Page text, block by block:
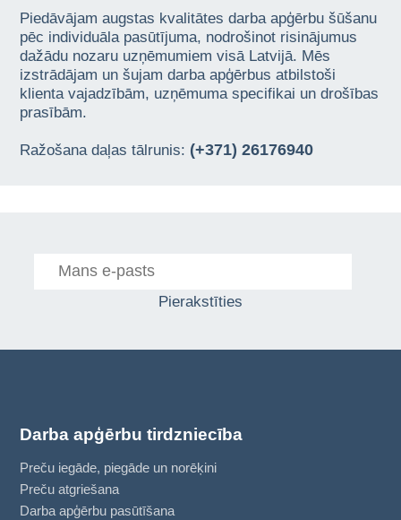
Piedāvājam augstas kvalitātes darba apģērbu šūšanu
pēc individuāla pasūtījuma, nodrošinot risinājumus
dažādu nozaru uzņēmumiem visā Latvijā. Mēs
izstrādājam un šujam darba apģērbus atbilstoši
klienta vajadzībām, uzņēmuma specifikai un drošības
prasībām.
Ražošana daļas tālrunis: (+371) 26176940
Pierakstīties
Darba apģērbu tirdzniecība
Preču iegāde, piegāde un norēķini
Preču atgriešana
Darba apģērbu pasūtīšana